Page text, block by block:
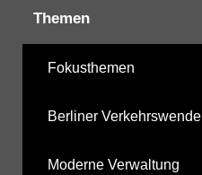
Themen
Fokusthemen
Berliner Verkehrswende
Moderne Verwaltung